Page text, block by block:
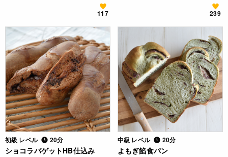
117 239
初級 レベル 20分
ショコラバゲットHB仕込み
中級 レベル 20分
よもぎ餡食パン